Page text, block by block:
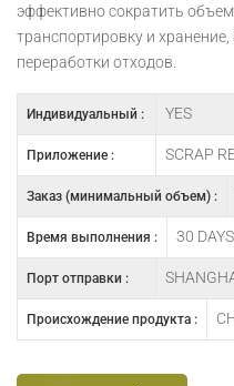
эффективно сократить
транспортировку и
переработки отходов.
Индивидуальный : YES
Приложение : SCRAP
Заказ (минимальный объем) :
Время выполнения : 30 DAYS
Порт отправки :
Происхождение продукта :